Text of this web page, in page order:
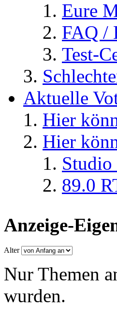
Eure
FAQ /
Test-
Aktuelle
Hier
Hier
89.0
Anzeige-
Alter
Nur Themen
wurden.